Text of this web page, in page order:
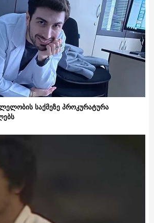
საქმეზე პროკურატურა